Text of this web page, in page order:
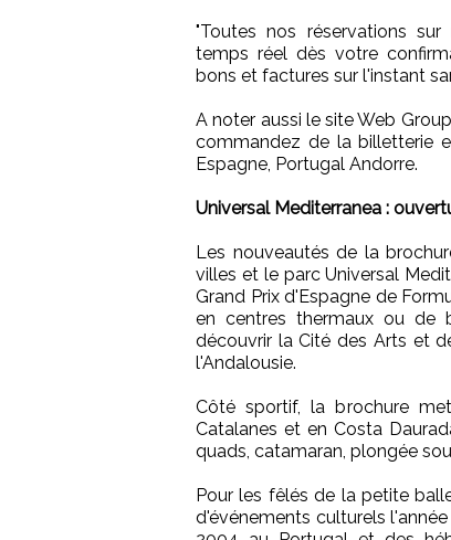
"Toutes nos réservations
temps réel dès votre
bons et factures sur l'instant
A noter aussi le site Web
commandez de la billetterie
Espagne, Portugal Andorre.
Universal Mediterranea :
Les nouveautés de la
villes et le parc Universal
Grand Prix d'Espagne de
en centres thermaux ou de
découvrir la Cité des Arts et
l'Andalousie.
Côté sportif, la brochure
Catalanes et en Costa
quads, catamaran, plongée
Pour les fêlés de la petite
d'événements culturels